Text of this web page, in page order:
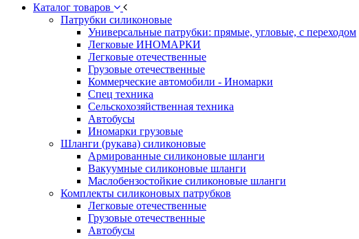
Каталог товаров
Патрубки силиконовые
Универсальные патрубки: прямые, угловые, с переходом
Легковые ИНОМАРКИ
Легковые отечественные
Грузовые отечественные
Коммерческие автомобили - Иномарки
Спец техника
Сельскохозяйственная техника
Автобусы
Иномарки грузовые
Шланги (рукава) силиконовые
Армированные силиконовые шланги
Вакуумные силиконовые шланги
Маслобензостойкие силиконовые шланги
Комплекты силиконовых патрубков
Легковые отечественные
Грузовые отечественные
Автобусы